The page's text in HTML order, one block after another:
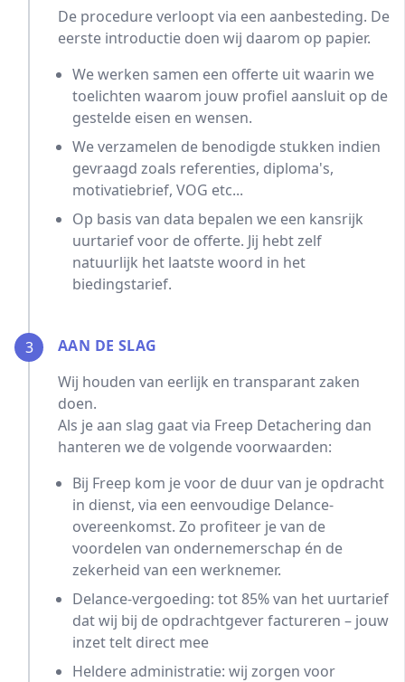
De procedure verloopt via een aanbesteding. De
eerste introductie doen wij daarom op papier.
We werken samen een offerte uit waarin we
toelichten waarom jouw profiel aansluit op de
gestelde eisen en wensen.
We verzamelen de benodigde stukken indien
gevraagd zoals referenties, diploma's,
motivatiebrief, VOG etc...
Op basis van data bepalen we een kansrijk
uurtarief voor de offerte. Jij hebt zelf
natuurlijk het laatste woord in het
biedingstarief.
3
AAN DE SLAG
Wij houden van eerlijk en transparant zaken
doen.
Als je aan slag gaat via Freep Detachering dan
hanteren we de volgende voorwaarden:
Bij Freep kom je voor de duur van je opdracht
in dienst, via een eenvoudige Delance-
overeenkomst. Zo profiteer je van de
voordelen van ondernemerschap én de
zekerheid van een werknemer.
Delance-vergoeding: tot 85% van het uurtarief
dat wij bij de opdrachtgever factureren – jouw
inzet telt direct mee
Heldere administratie: wij zorgen voor